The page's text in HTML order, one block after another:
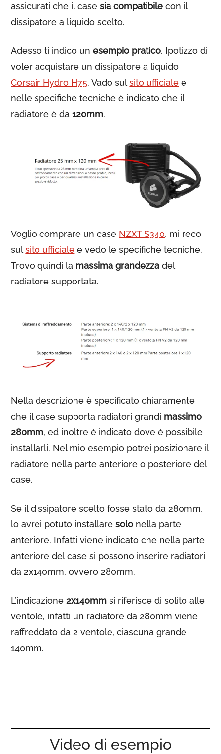
assicurati che il casesia compatibile con il
dissipatore a liquido scelto.
Adesso ti indico unesempio pratico. Ipotizzo di
voler acquistare un dissipatore a liquido
Corsair Hydro H75. Vado sulsito ufficiale e
nelle specifiche tecniche è indicato che il
radiatore è da120mm.
Voglio comprare un case NZXT S340, mi reco
sulsito ufficiale e vedo le specifiche tecniche.
Trovo quindi la massima grandezza del
radiatore supportata.
Nella descrizione è specificato chiaramente
che il case supporta radiatori grandi massimo
280mm, ed inoltre è indicato dove è possibile
installarli. Nel mio esempio potrei posizionare il
radiatore nella parte anteriore o posteriore del
case.
Se il dissipatore scelto fosse stato da 280mm,
lo avrei potuto installaresolo nella parte
anteriore. Infatti viene indicato che nella parte
anteriore del case si possono inserire radiatori
da 2x140mm, ovvero 280mm.
L’indicazione2x140mm si riferisce di solito alle
ventole, infatti un radiatore da 280mm viene
raffreddato da 2 ventole, ciascuna grande
140mm.
Video di esempio